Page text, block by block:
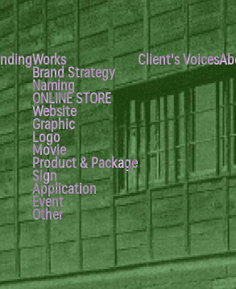
Works
Brand Strategy
Naming
ONLINE STORE
Website
Graphic
Logo
Movie
Product & Package
Sign
Application
Event
Other
Client's Voices